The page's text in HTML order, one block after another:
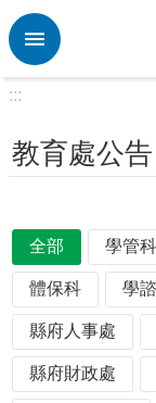
跳到主要內容區塊
進
階
熱
門
字
校
園
動
態
認
:::
教育處公告
全部 學管科
體保科 學
縣府人事處
縣府財政處